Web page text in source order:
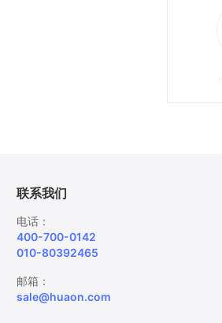
联系我们
电话：
400-700-0142
010-80392465
邮箱：
sale@huaon.com